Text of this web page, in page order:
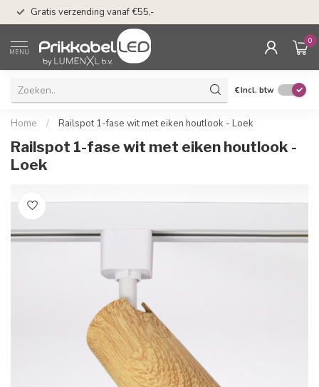
Gratis verzending vanaf €55,-
MENU
0
€Incl. btw
Home / Railspot 1-fase wit met eiken houtlook - Loek
Railspot 1-fase wit met eiken houtlook -
Loek